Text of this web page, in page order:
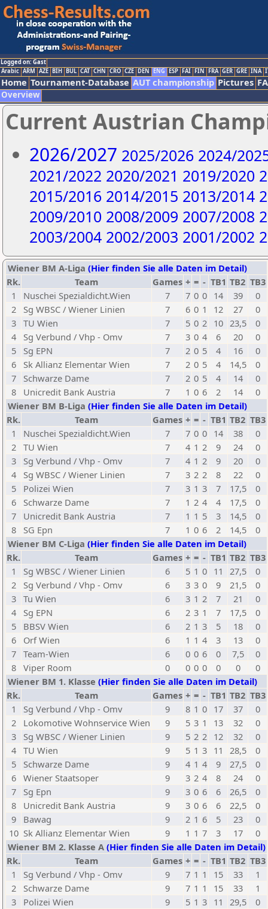
Logged on: Gast
Arabic ARM AZE BIH BUL CAT CHN CRO CZE DEN ENG ESP FAI FIN FRA GER GRE INA
Home Tournament-Database AUT championship Pictures
Overview
Current Austrian
2026/2027 2025/2026 2024/
2021/2022 2020/2021 2019/2020
2015/2016 2014/2015 2013/2014
2009/2010 2008/2009 2007/2008
2003/2004 2002/2003 2001/2002
Wiener BM A-Liga (Hier finden Sie alle Daten im Detail)
Rk.
Team Games + = - TB1 TB2 TB3
1
Nuschei Spezialdicht.Wien 7 7 0 0 14 39
0
2
Sg WBSC / Wiener Linien 7 6 0 1 12 27
0
3 TU Wien 7 5 0 2 10 23,5
0
4
Sg Verbund / Vhp - Omv 7 3 0 4 6 20
0
5
Sg EPN 7 2 0 5 4 16
0
6
Sk Allianz Elementar Wien 7 2 0 5 4 14,5
0
7
Schwarze Dame 7 2 0 5 4 14
0
8
Unicredit Bank Austria 7 1 0 6 2 14
0
Wiener BM B-Liga (Hier finden Sie alle Daten im Detail)
Rk.
Team Games + = - TB1 TB2 TB3
1
Nuschei Spezialdicht.Wien 7 7 0 0 14 38
0
2 TU Wien 7 4 1 2 9 24
0
3
Sg Verbund / Vhp - Omv 7 4 1 2 9 20
0
4
Sg WBSC / Wiener Linien 7 3 2 2 8 22
0
5
Polizei Wien 7 3 1 3 7 17,5
0
6
Schwarze Dame 7 1 2 4 4 17,5
0
7
Unicredit Bank Austria 7 1 1 5 3 14,5
0
8
SG Epn 7 1 0 6 2 14,5
0
Wiener BM C-Liga (Hier finden Sie alle Daten im Detail)
Rk.
Team Games + = - TB1 TB2 TB3
1
Sg WBSC / Wiener Linien 6 5 1 0 11 27,5
0
2
Sg Verbund / Vhp - Omv 6 3 3 0 9 21,5
0
3 Tu Wien 6 3 1 2 7 21
0
4
Sg EPN 6 2 3 1 7 17,5
0
5
BBSV Wien 6 2 1 3 5 18
0
6
Orf Wien 6 1 1 4 3 13
0
7 Team-Wien 6 0 0 6 0 7,5
0
8 Viper Room 0 0 0 0 0 0
0
Wiener BM 1. Klasse (Hier finden Sie alle Daten im Detail)
Rk.
Team Games + = - TB1 TB2 TB3
1
Sg Verbund / Vhp - Omv 9 8 1 0 17 37
0
2
Lokomotive Wohnservice Wien 9 5 3 1 13 32
0
3
Sg WBSC / Wiener Linien 9 5 2 2 12 32
0
4 TU Wien 9 5 1 3 11 28,5
0
5
Schwarze Dame 9 4 1 4 9 27,5
0
6 Wiener Staatsoper 9 3 2 4 8 24
0
7
Sg Epn 9 3 0 6 6 26,5
0
8
Unicredit Bank Austria 9 3 0 6 6 22,5
0
9
Bawag 9 2 1 6 5 23
0
10 Sk Allianz Elementar Wien 9 1 1 7 3 17
0
Wiener BM 2. Klasse A (Hier finden Sie alle Daten im Detail)
Rk.
Team Games + = - TB1 TB2 TB3
1
Sg Verbund / Vhp - Omv 9 7 1 1 15 33
1
2
Schwarze Dame 9 7 1 1 15 33
1
3
Polizei Wien 9 5 1 3 11 29,5
0